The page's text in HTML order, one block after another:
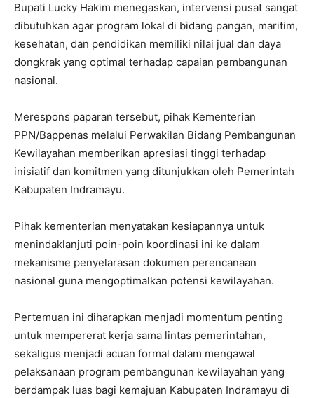
Bupati Lucky Hakim menegaskan, intervensi pusat sangat
dibutuhkan agar program lokal di bidang pangan, maritim,
kesehatan, dan pendidikan memiliki nilai jual dan daya
dongkrak yang optimal terhadap capaian pembangunan
nasional.
Merespons paparan tersebut, pihak Kementerian
PPN/Bappenas melalui Perwakilan Bidang Pembangunan
Kewilayahan memberikan apresiasi tinggi terhadap
inisiatif dan komitmen yang ditunjukkan oleh Pemerintah
Kabupaten Indramayu.
Pihak kementerian menyatakan kesiapannya untuk
menindaklanjuti poin-poin koordinasi ini ke dalam
mekanisme penyelarasan dokumen perencanaan
nasional guna mengoptimalkan potensi kewilayahan.
Pertemuan ini diharapkan menjadi momentum penting
untuk mempererat kerja sama lintas pemerintahan,
sekaligus menjadi acuan formal dalam mengawal
pelaksanaan program pembangunan kewilayahan yang
berdampak luas bagi kemajuan Kabupaten Indramayu di